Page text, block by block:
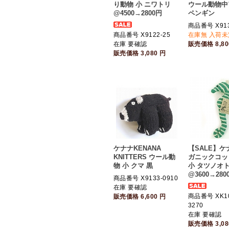
り動物 小 ニワトリ
@4500→2800円
商品番号 X9122-25
在庫 要確認
販売価格3,080 円
ウール動物
ペンギン
商品番号
在庫無 入荷
販売価格
ケナナKENANA
KNITTERS ウール動
物 小 クマ 黒
商品番号 X9133-0910
在庫 要確認
販売価格6,600 円
【SALE】
ガニックコ
小 タツノオ
商品番号
3270
在庫 要確認
販売価格